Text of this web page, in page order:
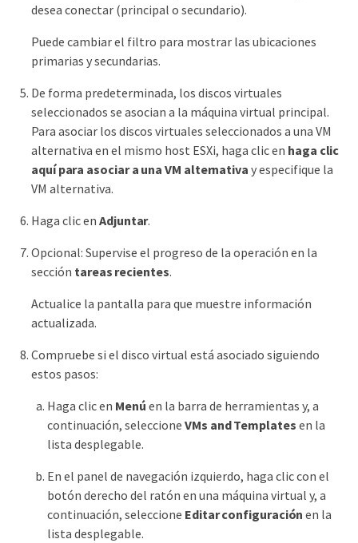
desea conectar (principal o secundario).
Puede cambiar el filtro para mostrar las ubicaciones
primarias y secundarias.
De forma predeterminada, los discos virtuales
seleccionados se asocian a la máquina virtual principal.
Para asociar los discos virtuales seleccionados a una VM
alternativa en el mismo host ESXi, haga clic en haga clic
aquí para asociar a una VM alternativa y especifique la
VM alternativa.
Haga clic en Adjuntar.
Opcional: Supervise el progreso de la operación en la
sección tareas recientes.
Actualice la pantalla para que muestre información
actualizada.
Compruebe si el disco virtual está asociado siguiendo
estos pasos:
Haga clic en Menú en la barra de herramientas y, a
continuación, seleccione VMs and Templates en la
lista desplegable.
En el panel de navegación izquierdo, haga clic con el
botón derecho del ratón en una máquina virtual y, a
continuación, seleccione Editar configuración en la
lista desplegable.